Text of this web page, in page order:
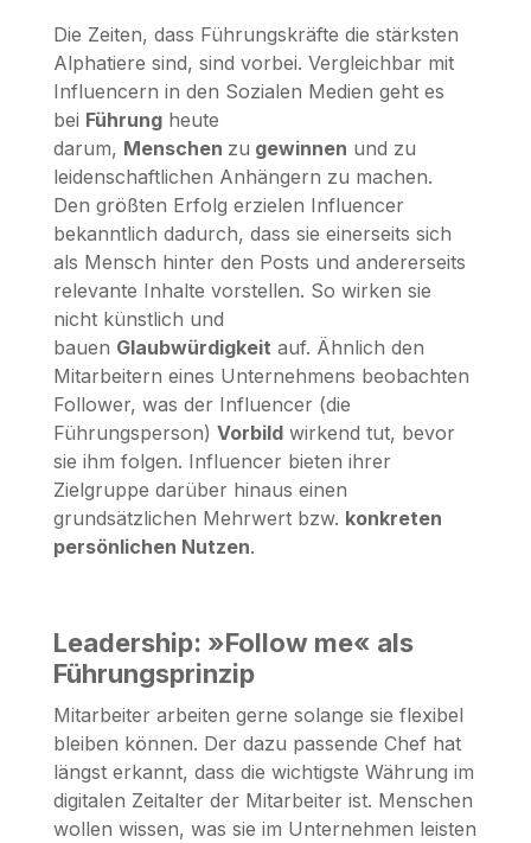
Die Zeiten, dass Führungskräfte die stärksten
Alphatiere sind, sind vorbei. Vergleichbar mit
Influencern in den Sozialen Medien geht es
bei Führungheute
darum, Menschen zu gewinnen und zu
leidenschaftlichen Anhängern zu machen.
Den größten Erfolg erzielen Influencer
bekanntlich dadurch, dass sie einerseits sich
als Mensch hinter den Posts und andererseits
relevante Inhalte vorstellen. So wirken sie
nicht künstlich und
bauen Glaubwürdigkeit auf. Ähnlich den
Mitarbeitern eines Unternehmens beobachten
Follower, was der Influencer (die
Führungsperson) Vorbildwirkend tut, bevor
sie ihm folgen. Influencer bieten ihrer
Zielgruppe darüber hinaus einen
grundsätzlichen Mehrwert bzw. konkreten
persönlichen Nutzen.
Leadership: »Follow me« als
Führungsprinzip
Mitarbeiter arbeiten gerne solange sie flexibel
bleiben können. Der dazu passende Chef hat
längst erkannt, dass die wichtigste Währung im
digitalen Zeitalter der Mitarbeiter ist. Menschen
wollen wissen, was sie im Unternehmen leisten